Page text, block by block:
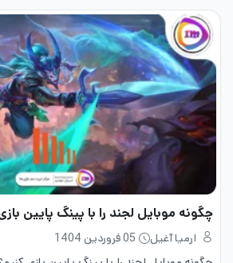
چگونه موبایل لجند را با پینگ پایین
ارمیا آغیل
05 فروردین 1404